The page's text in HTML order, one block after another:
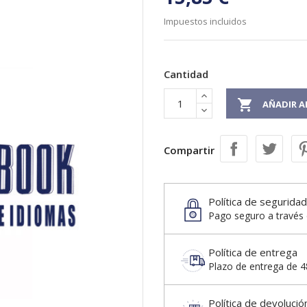
Impuestos incluidos
Cantidad
 AÑADIR
Compartir
Política de seguridad
Pago seguro a
Política de entrega
Plazo de entrega de
Política de